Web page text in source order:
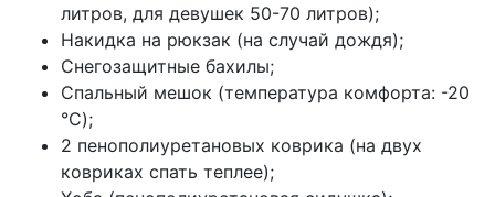
литров, для девушек 50-70 литров);
Накидка на рюкзак (на случай дождя);
Снегозащитные бахилы;
Спальный мешок (температура комфорта: -20
°C);
2 пенополиуретановых коврика (на двух
ковриках спать теплее);